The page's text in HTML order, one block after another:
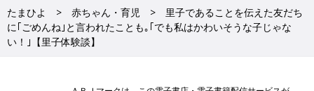
たまひよ 赤ちゃん・育児
里子であることを伝えた友だち
に｢ごめんね｣と言われたことも｡｢でも私はかわいそうな子じゃな
い！｣【里子体験談】